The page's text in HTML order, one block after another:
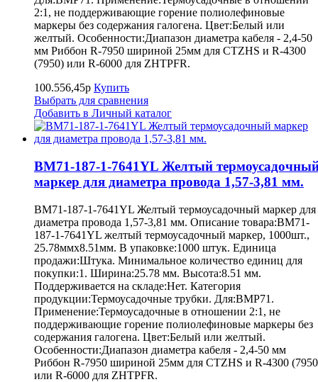
2:1, не поддерживающие горение полиолефиновые
маркеры без содержания галогена. Цвет:Белый или
желтый. Особенности:Диапазон диаметра кабеля - 2,4-50
мм Риббон R-7950 шириной 25мм для CTZHS и R-4300
(7950) или R-6000 для ZHTPFR.
100.556,45р Купить
Выбрать для сравнения
Добавить в Личный каталог
BM71-187-1-7641YL Желтый
маркер для диаметра провода 1,57-3,81 мм.
BM71-187-1-7641YL Желтый термоусадочный маркер для
диаметра провода 1,57-3,81 мм. Описание товара:BM71-
187-1-7641YL желтый термоусадочный маркер, 1000шт.,
25.78ммх8.51мм. В упаковке:1000 штук. Единица
продажи:Штука. Минимальное количество единиц для
покупки:1. Ширина:25.78 мм. Высота:8.51 мм.
Поддерживается на складе:Нет. Категория
продукции:Термоусадочные трубки. Для:BMP71.
Применение:Термоусадочные в отношении 2:1, не
поддерживающие горение полиолефиновые маркеры без
содержания галогена. Цвет:Белый или желтый.
Особенности:Диапазон диаметра кабеля - 2,4-50 мм
Риббон R-7950 шириной 25мм для CTZHS и R-4300
или R-6000 для ZHTPFR.